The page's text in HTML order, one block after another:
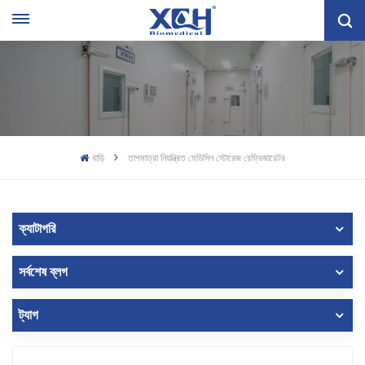
বাড়ি তাপমাত্রা নিয়ন্ত্রিত মেডিসিন স্টোরেজ রেফ্রিজারেটর
ক্যাটাগরি
সর্বশেষ ব্লগ
ট্যাগ